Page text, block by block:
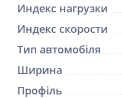
Индекс нагрузки
Индекс скорости
Тип автомобіля
Ширина
Профіль